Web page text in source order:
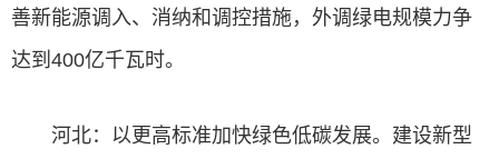
善新能源调入、消纳和调控措施，外调绿电规模力争
达到400亿千瓦时。
河北：以更高标准加快绿色低碳发展。建设新型